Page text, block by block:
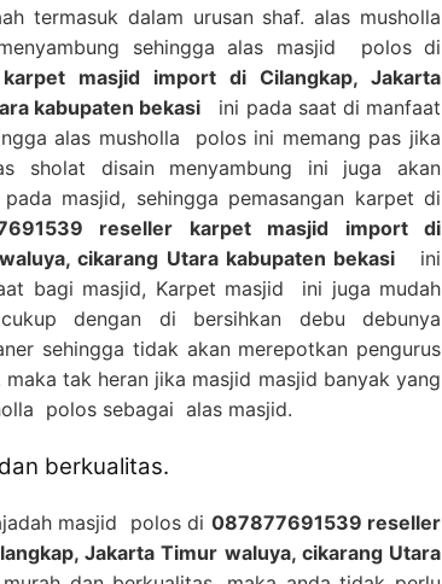
termasuk dalam urusan shaf. alas musholla
sehingga alas masjid polos di
masjid import di Cilangkap, Jakarta
kabupaten bekasiini pada saat di manfaat
alas musholla polos ini memang pas jika
sholat disain menyambung ini juga akan
masjid, sehingga pemasangan karpet di
reseller karpet masjid import di
cikarang Utara kabupaten bekasiini
bagi masjid, Karpet masjid ini juga mudah
dengan di bersihkan debu debunya
sehingga tidak akan merepotkan pengurus
tak heran jika masjid masjid banyak yang
polos sebagai alas masjid.
berkualitas.
masjid polos di 087877691539 reseller
Jakarta Timur waluya, cikarang Utara